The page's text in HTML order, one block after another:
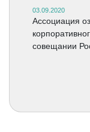
03.09.2020
Ассоциация
совещании